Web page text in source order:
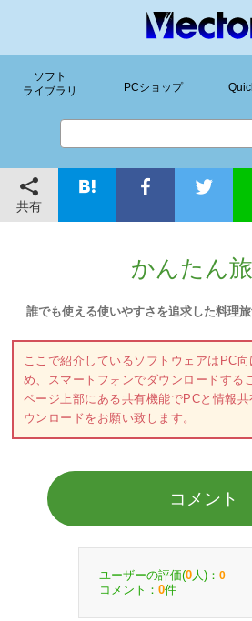
ソフト
ライブラリ
PCショップ
共有
かんたん
誰でも使える使いやすさを追求した料理
ここで紹介しているソフトウェアはPC
め、スマートフォンでダウンロードする
ページ上部にある共有機能でPCと情報
ウンロードをお願い致します。
コメント
ユーザーの評価(0 人)： 0
コメント： 0件